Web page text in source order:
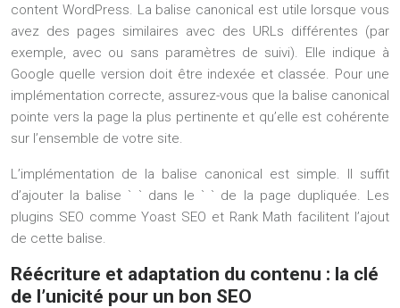
content WordPress. La balise canonical est utile lorsque vous
avez des pages similaires avec des URLs différentes (par
exemple, avec ou sans paramètres de suivi). Elle indique à
Google quelle version doit être indexée et classée. Pour une
implémentation correcte, assurez-vous que la balise canonical
pointe vers la page la plus pertinente et qu’elle est cohérente
sur l’ensemble de votre site.
L’implémentation de la balise canonical est simple. Il suffit
d’ajouter la balise ` ` dans le ` ` de la page dupliquée. Les
plugins SEO comme Yoast SEO et Rank Math facilitent l’ajout
de cette balise.
Réécriture et adaptation du contenu : la clé
de l’unicité pour un bon SEO